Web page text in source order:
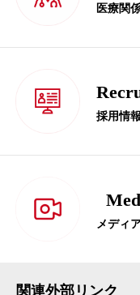
医療関
採用情報
メディ
関連外部リンク